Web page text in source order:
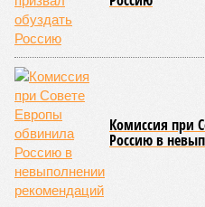
Комиссия при
Россию в